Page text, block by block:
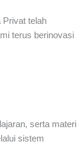
Privat telah
terus berinovasi
serta materi
sistem